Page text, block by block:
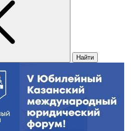
Найти